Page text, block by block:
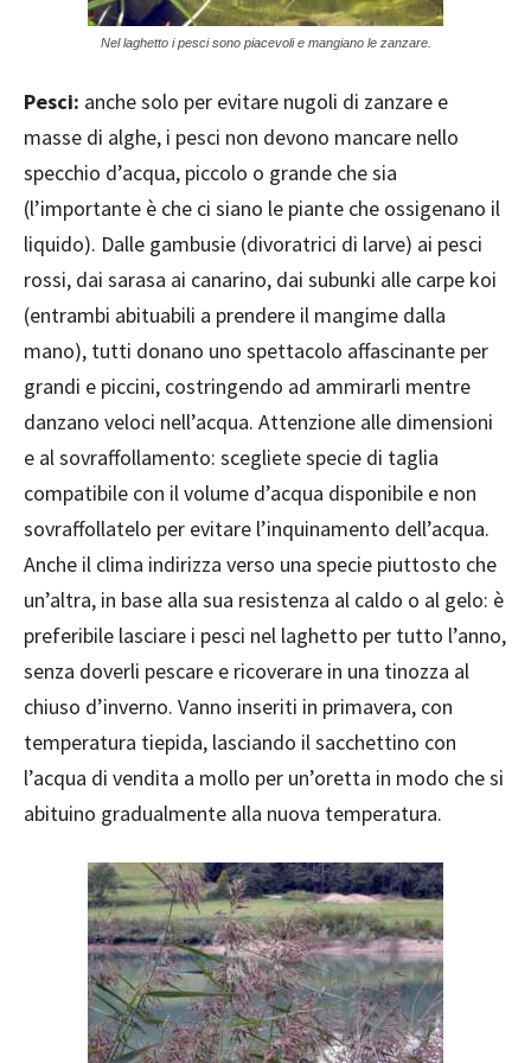
Nel laghetto i pesci sono piacevoli e mangiano le zanzare.
Pesci: anche solo per evitare nugoli di zanzare e
masse di alghe, i pesci non devono mancare nello
specchio d’acqua, piccolo o grande che sia
(l’importante è che ci siano le piante che ossigenano il
liquido). Dalle gambusie (divoratrici di larve) ai pesci
rossi, dai sarasa ai canarino, dai subunki alle carpe koi
(entrambi abituabili a prendere il mangime dalla
mano), tutti donano uno spettacolo affascinante per
grandi e piccini, costringendo ad ammirarli mentre
danzano veloci nell’acqua. Attenzione alle dimensioni
e al sovraffollamento: scegliete specie di taglia
compatibile con il volume d’acqua disponibile e non
sovraffollatelo per evitare l’inquinamento dell’acqua.
Anche il clima indirizza verso una specie piuttosto che
un’altra, in base alla sua resistenza al caldo o al gelo: è
preferibile lasciare i pesci nel laghetto per tutto l’anno,
senza doverli pescare e ricoverare in una tinozza al
chiuso d’inverno. Vanno inseriti in primavera, con
temperatura tiepida, lasciando il sacchettino con
l’acqua di vendita a mollo per un’oretta in modo che si
abituino gradualmente alla nuova temperatura.